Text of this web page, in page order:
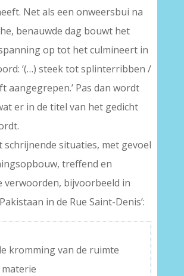
Net als een onweersbui na
benauwde dag bouwt het
op tot het culmineert in
‘(…) steek tot splinterribben /
aangegrepen.’ Pas dan wordt
er in de titel van het gedicht
schrijnende situaties, met gevoel
treffend en
verwoorden, bijvoorbeeld in
in de Rue Saint-Denis’:
kromming van de ruimte